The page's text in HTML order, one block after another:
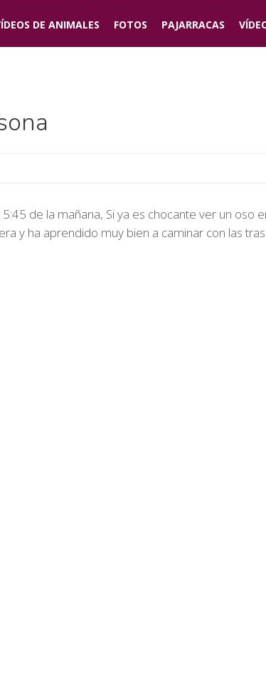
DE ANIMALES FOTOS PAJARRACAS
de la mañana, Si ya es chocante ver un
y ha aprendido muy bien a caminar con las